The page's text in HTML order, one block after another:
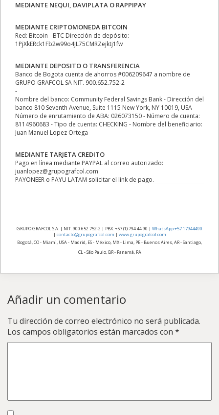
MEDIANTE NEQUI, DAVIPLATA O RAPPIPAY
MEDIANTE CRIPTOMONEDA BITCOIN
Red: Bitcoin - BTC Dirección de depósito:
1PjXkERck1Fb2w99o4JL75CMRZejktj1fw
MEDIANTE DEPOSITO O TRANSFERENCIA
Banco de Bogota cuenta de ahorros #006209647 a nombre de
GRUPO GRAFCOL SA NIT. 900.652.752-2
-
Nombre del banco: Community Federal Savings Bank - Dirección del
banco 810 Seventh Avenue, Suite 1115 New York, NY 10019, USA
Número de enrutamiento de ABA: 026073150 - Número de cuenta:
8114960683 - Tipo de cuenta: CHECKING - Nombre del beneficiario:
Juan Manuel Lopez Ortega
MEDIANTE TARJETA CREDITO
Pago en línea mediante PAYPAL al correo autorizado:
juanlopez@grupografcol.com
PAYONEER o PAYU LATAM solicitar el link de pago.
GRUPO GRAFCOL S.A. | NIT. 900.652.752-2 | PBX. +57 (1) 794 44 90 | WhatsApp +57 17944490
| contacto@grupografcol.com | www.grupografcol.com
Bogotá, CO - Miami, USA - Madrid, ES - México, MX - Lima, PE - Buenos Aires, AR - Santiago,
CL - São Paulo, BR - Panamá, PA
Añadir un comentario
Tu dirección de correo electrónico no será publicada.
Los campos obligatorios están marcados con *